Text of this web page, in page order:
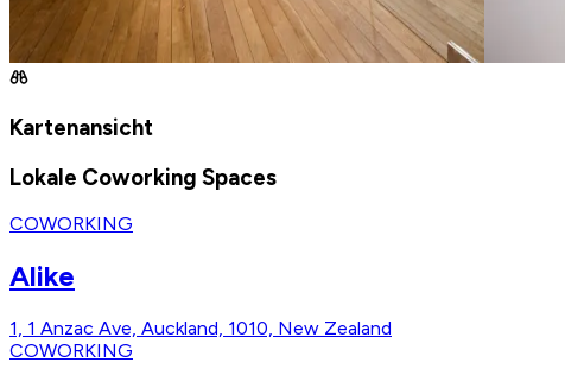
Kartenansicht
Lokale Coworking Spaces
COWORKING
Alike
1, 1 Anzac Ave, Auckland, 1010, New Zealand
COWORKING